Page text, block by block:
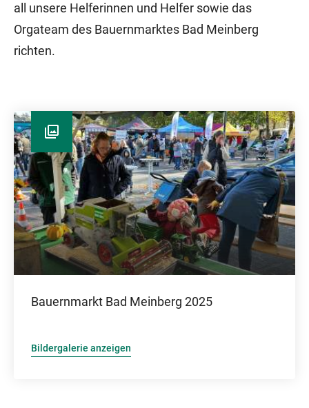
all unsere Helferinnen und Helfer sowie das
Orgateam des Bauernmarktes Bad Meinberg
richten.
Bauernmarkt Bad Meinberg 2025
Bildergalerie anzeigen